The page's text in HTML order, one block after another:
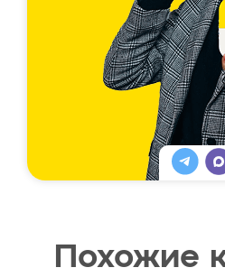
Похожие